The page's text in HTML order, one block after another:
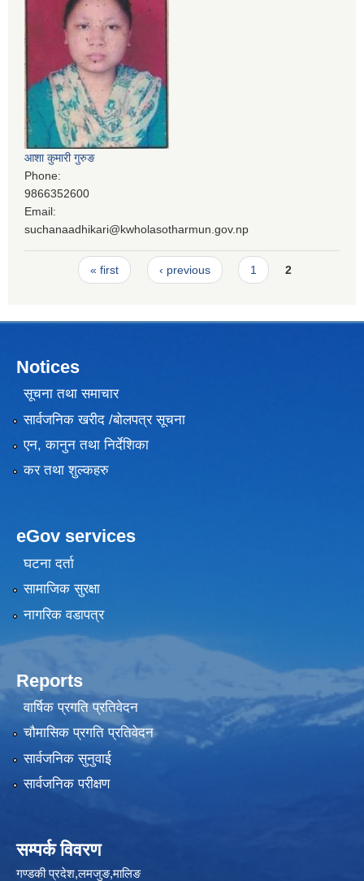
आशा कुमारी गुरुङ
Phone:
9866352600
Email:
suchanaadhikari@kwholasotharmun.gov.np
Pages« first ‹ previous 1 2
Notices
सूचना तथा समाचार
सार्वजनिक खरीद /बोलपत्र सूचना
एन, कानुन तथा निर्देशिका
कर तथा शुल्कहरु
eGov services
घटना दर्ता
सामाजिक सुरक्षा
नागरिक वडापत्र
Reports
वार्षिक प्रगति प्रतिवेदन
चौमासिक प्रगति प्रतिवेदन
सार्वजनिक सुनुवाई
सार्वजनिक परीक्षण
सम्पर्क विवरण
गण्डकी प्रदेश,लमजुङ,मालिङ